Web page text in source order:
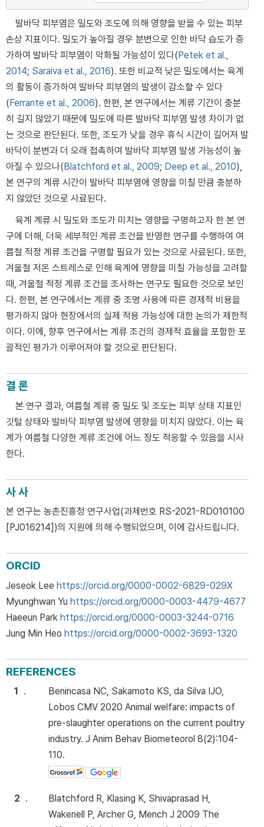
발바닥 피부염은 밀도와 조도에 의해 영향을 받을 수 있는 피부
손상 지표이다. 밀도가 높아질 경우 분변으로 인한 바닥 습도가 증
가하여 발바닥 피부염이 악화될 가능성이 있다(Petek et al.,
2014; Saraiva et al., 2016). 또한 비교적 낮은 밀도에서는 육계
의 활동이 증가하여 발바닥 피부염의 발생이 감소할 수 있다
(Ferrante et al., 2006). 한편, 본 연구에서는 계류 기간이 충분
히 길지 않았기 때문에 밀도에 따른 발바닥 피부염 발생 차이가 없
는 것으로 판단된다. 또한, 조도가 낮을 경우 휴식 시간이 길어져 발
바닥이 분변과 더 오래 접촉하여 발바닥 피부염 발생 가능성이 높
아질 수 있으나(Blatchford et al., 2009; Deep et al., 2010),
본 연구의 계류 시간이 발바닥 피부염에 영향을 미칠 만큼 충분하
지 않았던 것으로 사료된다.
육계 계류 시 밀도와 조도가 미치는 영향을 구명하고자 한 본 연
구에 더해, 더욱 세부적인 계류 조건을 반영한 연구를 수행하여 여
름철 적정 계류 조건을 구명할 필요가 있는 것으로 사료된다. 또한,
겨울철 저온 스트레스로 인해 육계에 영향을 미칠 가능성을 고려할
때, 겨울철 적정 계류 조건을 조사하는 연구도 필요한 것으로 보인
다. 한편, 본 연구에서는 계류 중 조명 사용에 따른 경제적 비용을
평가하지 않아 현장에서의 실제 적용 가능성에 대한 논의가 제한적
이다. 이에, 향후 연구에서는 계류 조건의 경제적 효율을 포함한 포
괄적인 평가가 이루어져야 할 것으로 판단된다.
결 론
본 연구 결과, 여름철 계류 중 밀도 및 조도는 피부 상태 지표인
깃털 상태와 발바닥 피부염 발생에 영향을 미치지 않았다. 이는 육
계가 여름철 다양한 계류 조건에 어느 정도 적응할 수 있음을 시사
한다.
사 사
본 연구는 농촌진흥청 연구사업(과제번호 RS-2021-RD010100
[PJ016214])의 지원에 의해 수행되었으며, 이에 감사드립니다.
ORCID
Jeseok Lee https://orcid.org/0000-0002-6829-029X
Myunghwan Yu https://orcid.org/0000-0003-4479-4677
Haeeun Park https://orcid.org/0000-0003-3244-0716
Jung Min Heo https://orcid.org/0000-0002-3693-1320
REFERENCES
1 .
Benincasa NC, Sakamoto KS, da Silva IJO,
Lobos CMV 2020 Animal welfare: impacts of
pre-slaughter operations on the current poultry
industry. J Anim Behav Biometeorol 8(2):104-
110.
2 .
Blatchford R, Klasing K, Shivaprasad H,
Wakenell P, Archer G, Mench J 2009 The